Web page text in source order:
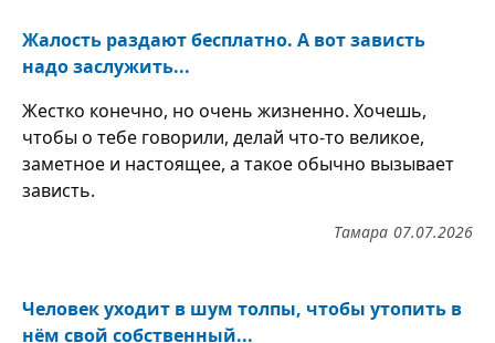
Жалость раздают бесплатно. А вот зависть
надо заслужить...
Жестко конечно, но очень жизненно. Хочешь,
чтобы о тебе говорили, делай что-то великое,
заметное и настоящее, а такое обычно вызывает
зависть.
07.07.2026
Тамара
Человек уходит в шум толпы, чтобы утопить в
нём свой собственный...